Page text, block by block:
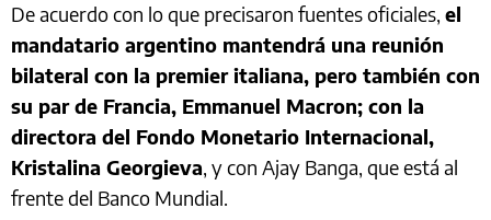
De acuerdo con lo que precisaron fuentes oficiales, el
mandatario argentino mantendrá una reunión
bilateral con la premier italiana, pero también con
su par de Francia, Emmanuel Macron; con la
directora del Fondo Monetario Internacional,
Kristalina Georgieva, y con Ajay Banga, que está al
frente del Banco Mundial.